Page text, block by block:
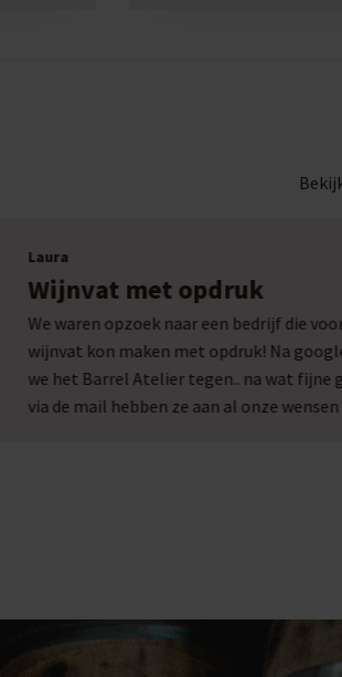
Laura
Wijnvat met opdruk
We waren opzoek naar een bedrijf die
wijnvat kon maken met opdruk! Na
we het Barrel Atelier tegen.. na wat fijne
via de mail hebben ze aan al onze